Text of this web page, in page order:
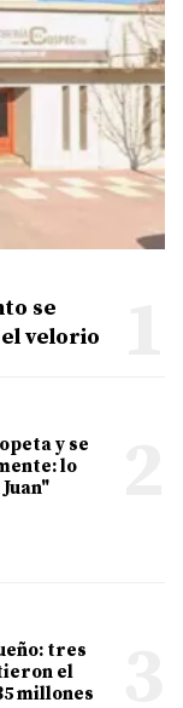
se
velorio
y se
lo
tres
el
millones